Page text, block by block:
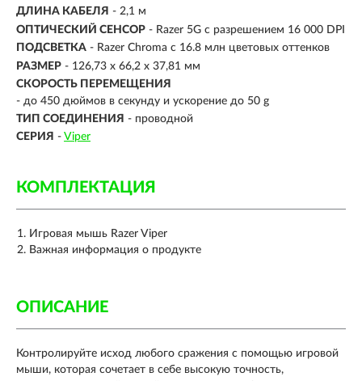
ДЛИНА КАБЕЛЯ - 2,1 м
ОПТИЧЕСКИЙ СЕНСОР - Razer 5G с разрешением 16 000 DPI
ПОДСВЕТКА - Razer Chroma с 16.8 млн цветовых оттенков
РАЗМЕР - 126,73 x 66,2 x 37,81 мм
СКОРОСТЬ ПЕРЕМЕЩЕНИЯ
- до 450 дюймов в секунду и ускорение до 50 g
ТИП СОЕДИНЕНИЯ - проводной
СЕРИЯ - Viper
КОМПЛЕКТАЦИЯ
Игровая мышь Razer Viper
Важная информация о продукте
ОПИСАНИЕ
Контролируйте исход любого сражения с помощью игровой
мыши, которая сочетает в себе высокую точность,